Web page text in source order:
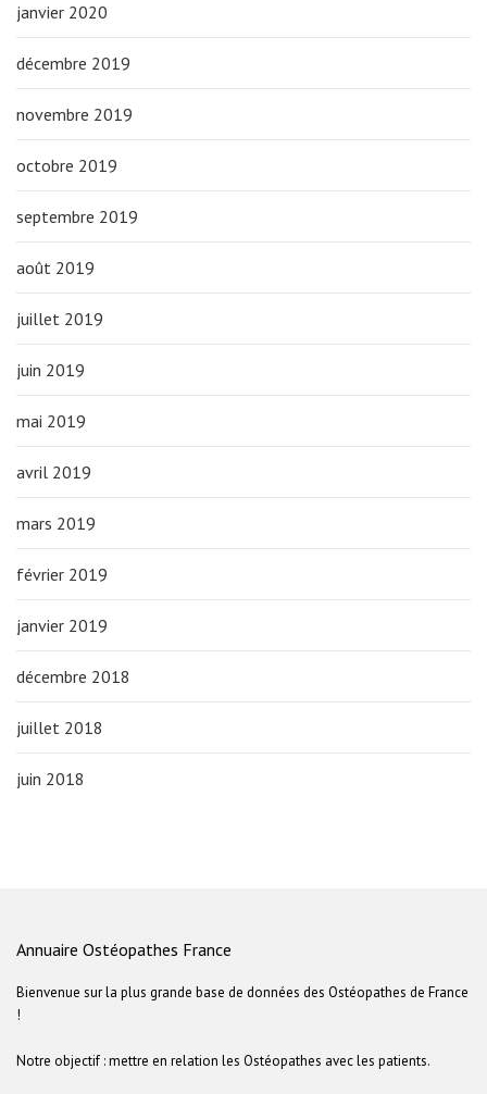
janvier 2020
décembre 2019
novembre 2019
octobre 2019
septembre 2019
août 2019
juillet 2019
juin 2019
mai 2019
avril 2019
mars 2019
février 2019
janvier 2019
décembre 2018
juillet 2018
juin 2018
Annuaire Ostéopathes France
Bienvenue sur la plus grande base de données des Ostéopathes de France
!
Notre objectif : mettre en relation les Ostéopathes avec les patients.